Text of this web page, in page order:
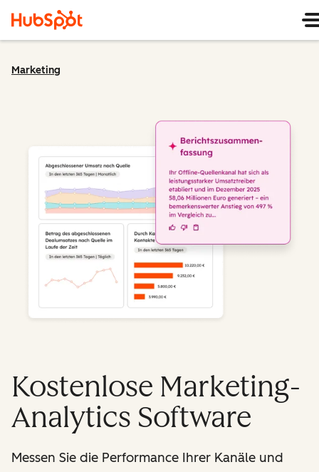
Marketing
Kostenlose Marketing-
Analytics Software
Messen Sie die Performance Ihrer Kanäle und